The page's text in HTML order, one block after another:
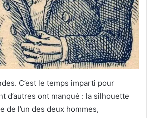
C’est le temps imparti pour
d’autres ont manqué : la silhouette
de l’un des deux hommes,